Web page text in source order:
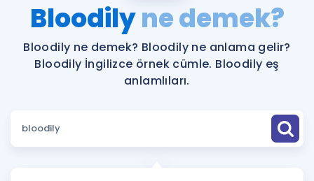
Şifremi Hatırlamıyorum
ÜYE DEĞİLİM
Katılımcı Görüşleri
Faydalı Araçlar
Sözlük
Hakkımızda
Bloodilyne demek?
Bloodily ne demek? Bloodily ne anlama gelir?
Bloodily İngilizce örnek cümle. Bloodily eş
anlamlıları.